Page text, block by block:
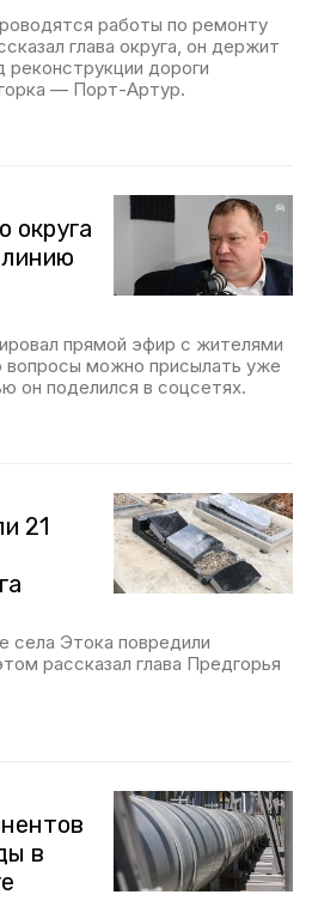
работы по ремонту
глава округа, он держит
реконструкции дороги
— Порт-Артур.
округа
прямой эфир с жителями
вопросы можно присылать уже
он поделился в соцсетях.
21
села Этока повредили
рассказал глава Предгорья
в